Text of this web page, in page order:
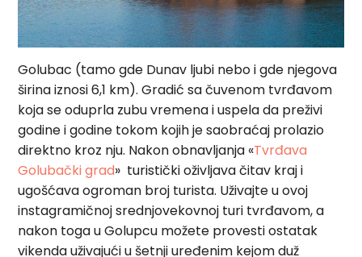
Golubac (tamo gde Dunav ljubi nebo i gde njegova
širina iznosi 6,1 km). Gradić sa čuvenom tvrđavom
koja se oduprla zubu vremena i uspela da preživi
godine i godine tokom kojih je saobraćaj prolazio
direktno kroz nju. Nakon obnavljanja «Tvrđava
Golubački grad» turistički oživljava čitav kraj i
ugošćava ogroman broj turista. Uživajte u ovoj
instagramičnoj srednjovekovnoj turi tvrđavom, a
nakon toga u Golupcu možete provesti ostatak
vikenda uživajući u šetnji uređenim kejom duž